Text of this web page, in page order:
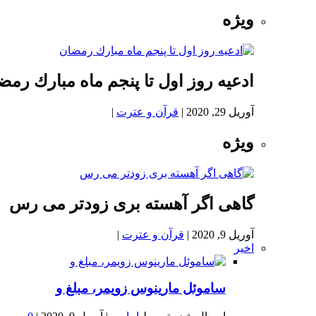
ویژه
ادعيه روز اول تا پنجم ماه مبارك
آوریل 29, 2020 | قرآن و عترت |
ویژه
گاهی اگر آهسته بری زودتر می رس
آوریل 9, 2020 | قرآن و عترت |
اخیر
ساموئل مارینوس زویمر، مبلغ و